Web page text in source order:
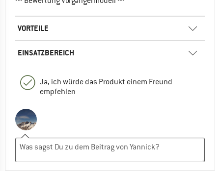
VORTEILE
EINSATZBEREICH
Ja, ich würde das Produkt einem Freund
empfehlen